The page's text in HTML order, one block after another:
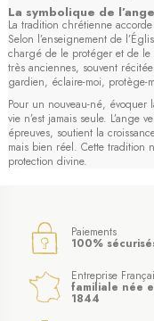
La symbolique de
La tradition chrétienne
Selon l’enseignement de
chargé de le protéger et de le
très anciennes, souvent
gardien, éclaire-moi, protège-
Pour un nouveau-né, évoquer
vie n’est jamais seule. L’ange
épreuves, soutient la
mais bien réel. Cette tradition
protection divine.
Paiements
100%
Entreprise
familiale née
1844